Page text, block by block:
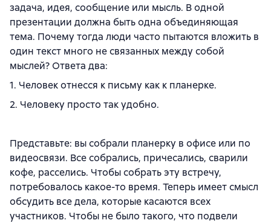
задача, идея, сообщение или мысль. В одной
презентации должна быть одна объединяющая
тема. Почему тогда люди часто пытаются вложить в
один текст много не связанных между собой
мыслей? Ответа два:
1. Человек отнесся к письму как к планерке.
2. Человеку просто так удобно.
Представьте: вы собрали планерку в офисе или по
видеосвязи. Все собрались, причесались, сварили
кофе, расселись. Чтобы собрать эту встречу,
потребовалось какое-то время. Теперь имеет смысл
обсудить все дела, которые касаются всех
участников. Чтобы не было такого, что подвели